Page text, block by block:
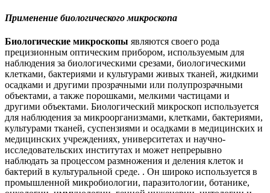
Применение биологического микроскопа
Биологические микроскопы являются своего рода
прецизионным оптическим прибором, используемым для
наблюдения за биологическими срезами, биологическими
клетками, бактериями и культурами живых тканей, жидкими
осадками и другими прозрачными или полупрозрачными
объектами, а также порошками, мелкими частицами и
другими объектами. Биологический микроскоп используется
для наблюдения за микроорганизмами, клетками, бактериями,
культурами тканей, суспензиями и осадками в медицинских и
медицинских учреждениях, университетах и ​​научно-
исследовательских институтах и ​​может непрерывно
наблюдать за процессом размножения и деления клеток и
бактерий в культуральной среде. . Он широко используется в
промышленной микробиологии, паразитологии, ботанике,